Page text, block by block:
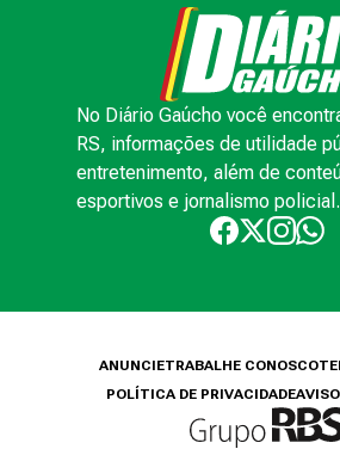
No Diário Gaúcho você
RS, informações de utilidade
entretenimento, além de
esportivos e jornalismo policial.
ANUNCIETRABALHE CONOSCO
POLÍTICA DE PRIVACIDADE